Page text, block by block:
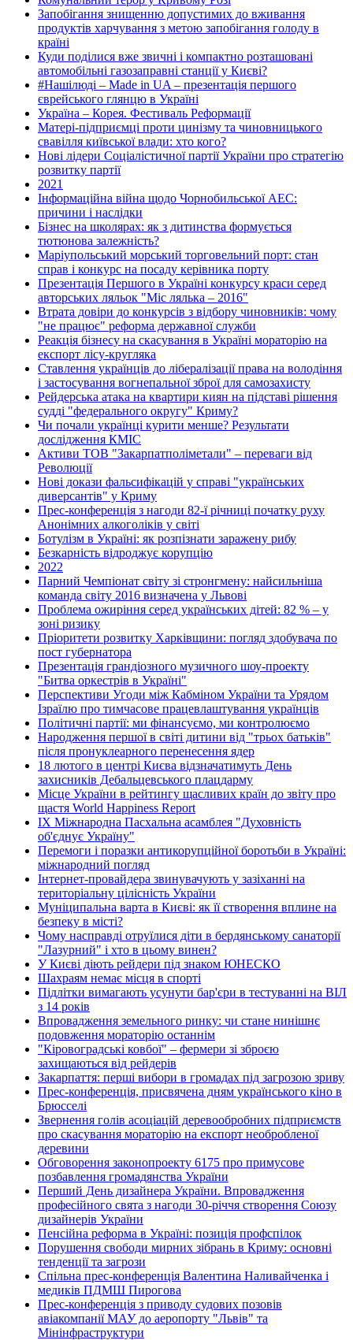
Запобігання знищенню допустимих до вживання
продуктів харчування з метою запобігання голоду в
країні
Куди поділися вже звичні і компактно розташовані
автомобільні газозаправні станції у Києві?
#Нашілюді – Made in UA – презентація першого
єврейського глянцю в Україні
Україна – Корея. Фестиваль Реформації
Матері-підприємці проти цинізму та чиновницького
свавілля київської влади: хто кого?
Нові лідери Соціалістичної партії України про стратегію
розвитку партії
2021
Інформаційна війна щодо Чорнобильської АЕС:
причини і наслідки
Бізнес на школярах: як з дитинства формується
тютюнова залежність?
Маріупольський морський торговельний порт: стан
справ і конкурс на посаду керівника порту
Презентація Першого в Україні конкурсу краси серед
авторських ляльок "Міс лялька – 2016"
Втрата довіри до конкурсів з відбору чиновників: чому
"не працює" реформа державної служби
Реакція бізнесу на скасування в Україні мораторію на
експорт лісу-кругляка
Ставлення українців до лібералізації права на володіння
і застосування вогнепальної зброї для самозахисту
Рейдерська атака на квартири киян на підставі рішення
судді "федерального округу" Криму?
Чи почали українці курити менше? Результати
дослідження КМІС
Активи ТОВ "Закарпатполіметали" – переваги від
Революції
Нові докази фальсифікацій у справі "українських
диверсантів" у Криму
Прес-конференція з нагоди 82-ї річниці початку руху
Анонімних алкоголіків у світі
Ботулізм в Україні: як розпізнати заражену рибу
Безкарність відроджує корупцію
2022
Парний Чемпіонат світу зі стронгмену: найсильніша
команда світу 2016 визначена у Львові
Проблема ожиріння серед українських дітей: 82 % – у
зоні ризику
Пріоритети розвитку Харківщини: погляд здобувача по
пост губернатора
Презентація грандіозного музичного шоу-проекту
"Битва оркестрів в Україні"
Перспективи Угоди між Кабміном України та Урядом
Ізраїлю про тимчасове працевлаштування українців
Політичні партії: ми фінансуємо, ми контролюємо
Народження першої в світі дитини від "трьох батьків"
після пронуклеарного перенесення ядер
18 лютого в центрі Києва відзначатимуть День
захисників Дебальцевського плацдарму
Місце України в рейтингу щасливих країн до звіту про
щастя World Happiness Report
ІХ Міжнародна Пасхальна асамблея "Духовність
об'єднує Україну"
Перемоги і поразки антикорупційної боротьби в Україні:
міжнародний погляд
Інтернет-провайдера звинувачують у зазіханні на
територіальну цілісність України
Муніципальна варта в Києві: як її створення вплине на
безпеку в місті?
Чому насправді отруїлися діти в бердянському санаторії
"Лазурний" і хто в цьому винен?
У Києві діють рейдери під знаком ЮНЕСКО
Шахраям немає місця в спорті
Підлітки вимагають усунути бар'єри в тестуванні на ВІЛ
з 14 років
Впровадження земельного ринку: чи стане нинішнє
подовження мораторію останнім
"Кіровоградські ковбої" – фермери зі зброєю
захищаються від рейдерів
Закарпаття: перші вибори в громадах під загрозою зриву
Прес-конференція, присвячена дням українського кіно в
Брюсселі
Звернення голів асоціацій деревообробних підприємств
про скасування мораторію на експорт необробленої
деревини
Обговорення законопроекту 6175 про примусове
позбавлення громадянства України
Перший День дизайнера України. Впровадження
професійного свята з нагоди 30-річчя створення Союзу
дизайнерів України
Пенсійна реформа в Україні: позиція профспілок
Порушення свободи мирних зібрань в Криму: основні
тенденції та загрози
Спільна прес-конференція Валентина Наливайченка і
медиків ПДМШ Пирогова
Прес-конференція з приводу судових позовів
авіакомпанії МАУ до аеропорту "Львів" та
Мінінфраструктури